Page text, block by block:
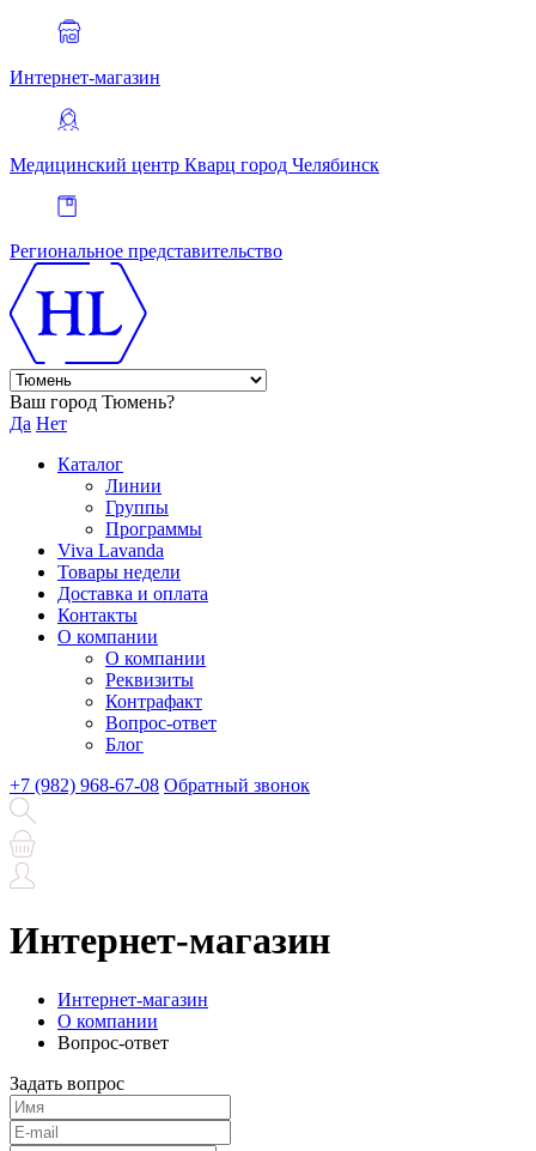
Интернет-магазин
Медицинский центр Кварц город Челябинск
Региональное представительство
Ваш город Тюмень?
Да Нет
Каталог
Линии
Группы
Программы
Viva Lavanda
Товары недели
Доставка и оплата
Контакты
О компании
О компании
Реквизиты
Контрафакт
Вопрос-ответ
Блог
+7 (982) 968-67-08 Обратный звонок
Интернет-магазин
Интернет-магазин
О компании
Вопрос-ответ
Задать вопрос